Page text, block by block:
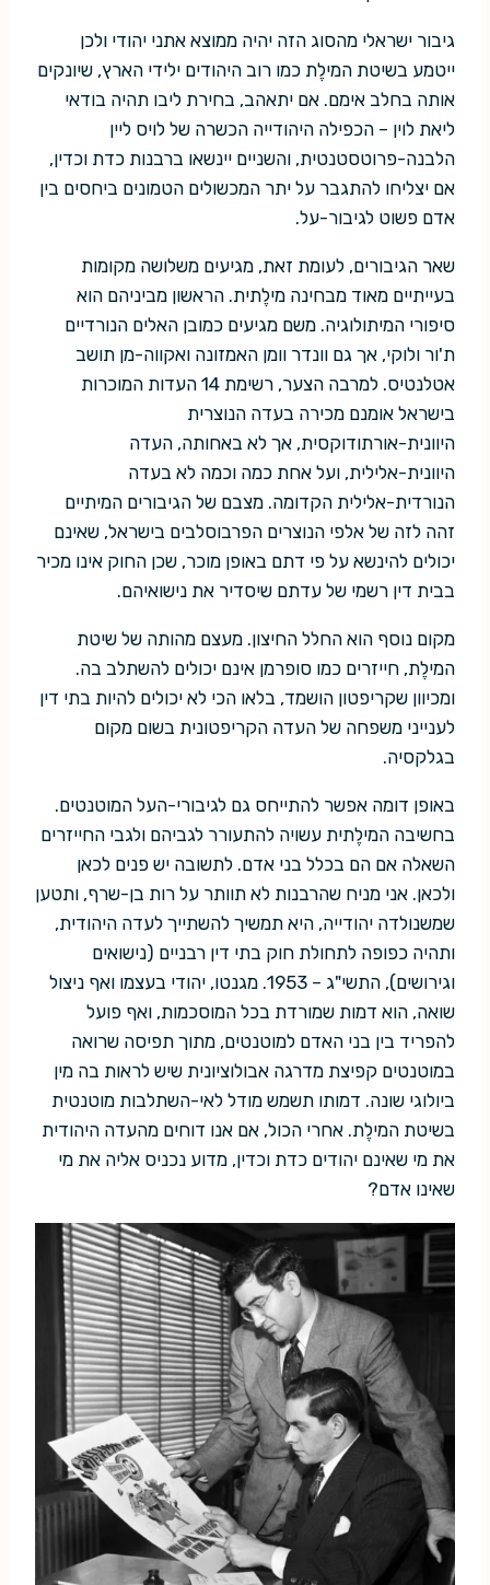
גיבור ישראלי מהסוג הזה יהיה ממוצא אתני יהודי ולכן
ייטמע בשיטת המילֶת כמו רוב היהודים ילידי הארץ, שיונקים
אותה בחלב אימם. אם יתאהב, בחירת ליבו תהיה בודאי
ליאת לוין – הכפילה היהודייה הכשרה של לויס ליין
הלבנה-פרוטסטנטית, והשניים יינשאו ברבנות כדת וכדין,
אם יצליחו להתגבר על יתר המכשולים הטמונים ביחסים בין
אדם פשוט לגיבור-על.
שאר הגיבורים, לעומת זאת, מגיעים משלושה מקומות
בעייתיים מאוד מבחינה מילֶתית. הראשון מביניהם הוא
סיפורי המיתולוגיה. משם מגיעים כמובן האלים הנורדיים
ת'ור ולוקי, אך גם וונדר וומן האמזונה ואקווה-מן תושב
אטלנטיס. למרבה הצער, רשימת 14 העדות המוכרות
בישראל אומנם מכירה בעדה הנוצרית
היוונית-אורתודוקסית, אך לא באחותה, העדה
היוונית-אלילית, ועל אחת כמה וכמה לא בעדה
הנורדית-אלילית הקדומה. מצבם של הגיבורים המיתיים
זהה לזה של אלפי הנוצרים הפרבוסלבים בישראל, שאינם
יכולים להינשא על פי דתם באופן מוכר, שכן החוק אינו מכיר
בבית דין רשמי של עדתם שיסדיר את נישואיהם.
מקום נוסף הוא החלל החיצון. מעצם מהותה של שיטת
המילֶת, חייזרים כמו סופרמן אינם יכולים להשתלב בה.
ומכיוון שקריפטון הושמד, בלאו הכי לא יכולים להיות בתי דין
לענייני משפחה של העדה הקריפטונית בשום מקום
בגלקסיה.
באופן דומה אפשר להתייחס גם לגיבורי-העל המוטנטים.
בחשיבה המילֶתית עשויה להתעורר לגביהם ולגבי החייזרים
השאלה אם הם בכלל בני אדם. לתשובה יש פנים לכאן
ולכאן. אני מניח שהרבנות לא תוותר על רות בן-שרף, ותטען
שמשנולדה יהודייה, היא תמשיך להשתייך לעדה היהודית,
ותהיה כפופה לתחולת חוק בתי דין רבניים (נישואים
וגירושים), התשי"ג – 1953. מגנטו, יהודי בעצמו ואף ניצול
שואה, הוא דמות שמורדת בכל המוסכמות, ואף פועל
להפריד בין בני האדם למוטנטים, מתוך תפיסה שרואה
במוטנטים קפיצת מדרגה אבולוציונית שיש לראות בה מין
ביולוגי שונה. דמותו תשמש מודל לאי-השתלבות מוטנטית
בשיטת המילֶת. אחרי הכול, אם אנו דוחים מהעדה היהודית
את מי שאינם יהודים כדת וכדין, מדוע נכניס אליה את מי
שאינו אדם?